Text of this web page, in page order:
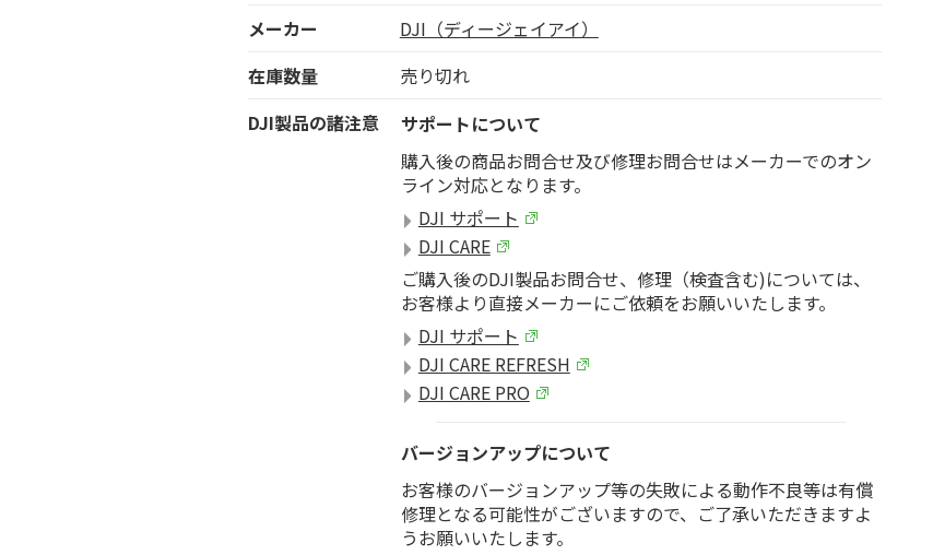
メーカー
DJI（ディージェイアイ）
在庫数量
売り切れ
DJI製品の諸注意
サポートについて
購入後の商品お問合せ及び修理お問合せはメーカーでのオン
ライン対応となります。
DJI サポート
DJI CARE
ご購入後のDJI製品お問合せ、修理（検査含む)については、
お客様より直接メーカーにご依頼をお願いいたします。
DJI サポート
DJI CARE REFRESH
DJI CARE PRO
バージョンアップについて
お客様のバージョンアップ等の失敗による動作不良等は有償
修理となる可能性がございますので、ご了承いただきますよ
うお願いいたします。